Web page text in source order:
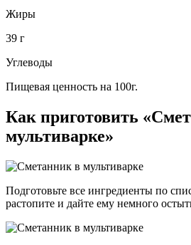
Жиры
39 г
Углеводы
Пищевая ценность на 100г.
Как приготовить
мультиварке»
Подготовьте все ингредиенты по
растопите и дайте ему немного